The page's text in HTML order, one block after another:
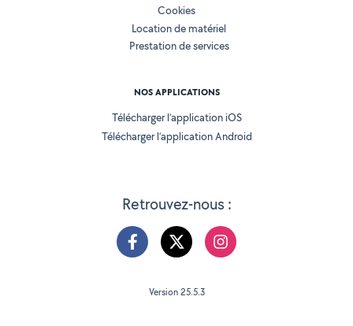
Retrouvez-nous :
Cookies
Location de matériel
Prestation de services
NOS APPLICATIONS
Télécharger l’application iOS
Télécharger l’application Android
Version 25.5.3